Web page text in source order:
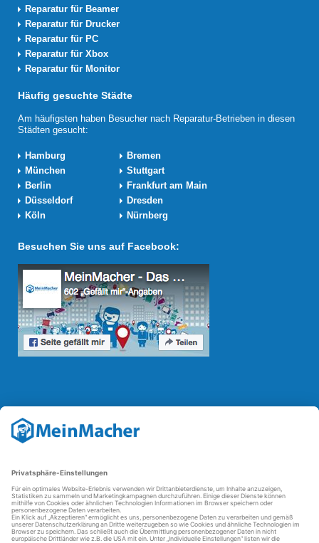
Reparatur für Beamer
Reparatur für Drucker
Reparatur für PC
Reparatur für Xbox
Reparatur für Monitor
Häufig gesuchte Städte
Am häufigsten haben Besucher nach Reparatur-Betrieben in diesen
Städten gesucht:
Hamburg
Bremen
München
Stuttgart
Berlin
Frankfurt am Main
Düsseldorf
Dresden
Köln
Nürnberg
Besuchen Sie uns auf Facebook:
Reparatur Revolution
Mit derReparatur-Revolution
Reparaturbedingungen in Deutschland: Für Produkte, die sich gut
reparierenden Betriebe und des Reparatur-Know-hows in
Deutschland.
Weitere Informationen
FAQ - häufig gestellte Fragen